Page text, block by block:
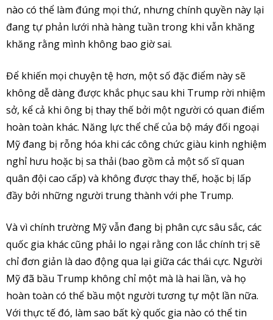
nào có thể làm đúng mọi thứ, nhưng chính quyền này lại
đang tự phản lưới nhà hàng tuần trong khi vẫn khăng
khăng rằng mình không bao giờ sai.
Để khiến mọi chuyện tệ hơn, một số đặc điểm này sẽ
không dễ dàng được khắc phục sau khi Trump rời nhiệm
sở, kể cả khi ông bị thay thế bởi một người có quan điểm
hoàn toàn khác. Năng lực thể chế của bộ máy đối ngoại
Mỹ đang bị rỗng hóa khi các công chức giàu kinh nghiệm
nghỉ hưu hoặc bị sa thải (bao gồm cả một số sĩ quan
quân đội cao cấp) và không được thay thế, hoặc bị lấp
đầy bởi những người trung thành với phe Trump.
Và vì chính trường Mỹ vẫn đang bị phân cực sâu sắc, các
quốc gia khác cũng phải lo ngại rằng con lắc chính trị sẽ
chỉ đơn giản là dao động qua lại giữa các thái cực. Người
Mỹ đã bầu Trump không chỉ một mà là hai lần, và họ
hoàn toàn có thể bầu một người tương tự một lần nữa.
Với thực tế đó, làm sao bất kỳ quốc gia nào có thể tin